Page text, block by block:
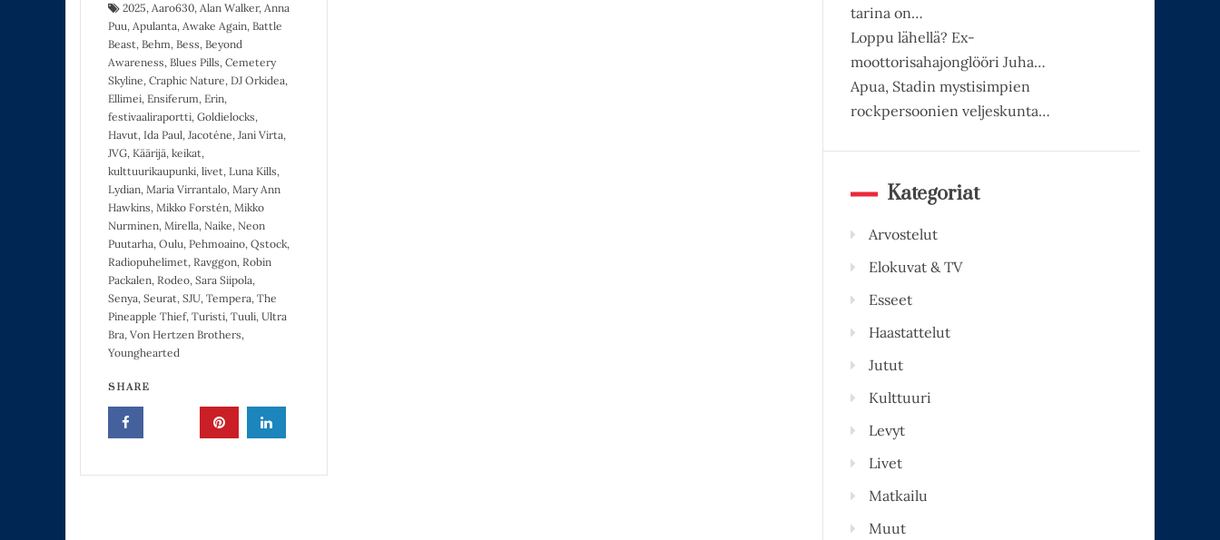
2025, Aaro630, Alan Walker, Anna
Puu, Apulanta, Awake Again, Battle
Beast, Behm, Bess, Beyond
Awareness, Blues Pills, Cemetery
Skyline, Craphic Nature, DJ Orkidea,
Ellimei, Ensiferum, Erin,
festivaaliraportti, Goldielocks,
Havut, Ida Paul, Jacoténe, Jani Virta,
JVG, Käärijä, keikat,
kulttuurikaupunki, livet, Luna Kills,
Lydian, Maria Virrantalo, Mary Ann
Hawkins, Mikko Forstén, Mikko
Nurminen, Mirella, Naike, Neon
Puutarha, Oulu, Pehmoaino, Qstock,
Radiopuhelimet, Ravggon, Robin
Packalen, Rodeo, Sara Siipola,
Senya, Seurat, SJU, Tempera, The
Pineapple Thief, Turisti, Tuuli, Ultra
Bra, Von Hertzen Brothers,
Younghearted
SHARE
tarina on…
Loppu lähellä? Ex-
moottorisahajonglööri Juha…
Apua, Stadin mystisimpien
rockpersoonien veljeskunta…
Kategoriat
Arvostelut
Elokuvat & TV
Esseet
Haastattelut
Jutut
Kulttuuri
Levyt
Livet
Matkailu
Muut